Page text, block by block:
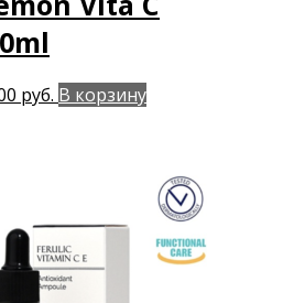
руб. Текущая
В корзину